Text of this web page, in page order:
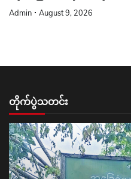
Admin August 9, 2026
တိုက်ပွဲသတင်း